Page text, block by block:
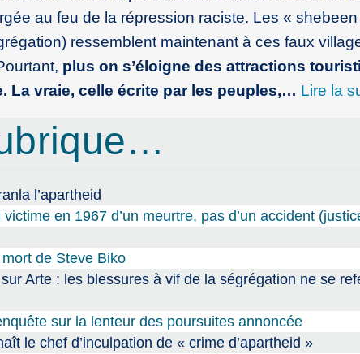
au feu de la répression raciste. Les « shebeen
ressemblent maintenant à ces faux
plus on s’éloigne des attractions
La vraie, celle écrite par les peuples,… Lire la
l’apartheid
en 1967 d’un meurtre, pas d’un accident
mort de Steve Biko
Arte : les blessures à vif de la ségrégation ne se
sur la lenteur des poursuites annoncée
le chef d’inculpation de « crime d’apartheid »